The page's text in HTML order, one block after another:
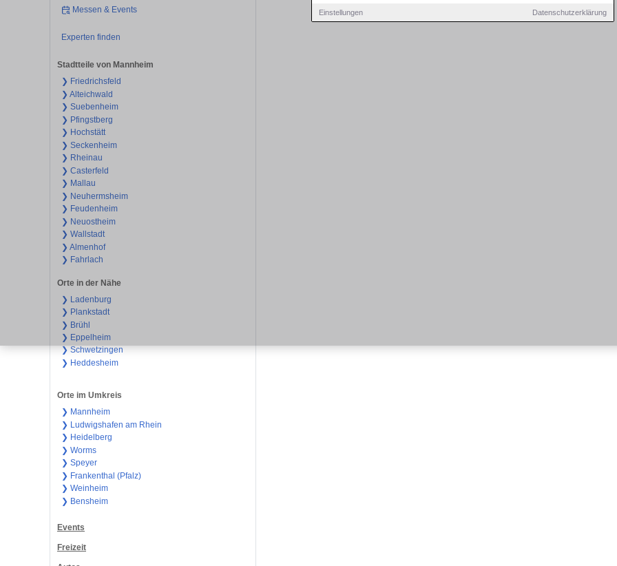
Einstellungen Datenschutzerklärung
Messen & Events
Experten finden
Stadtteile von Mannheim
❯ Friedrichsfeld
❯ Alteichwald
❯ Suebenheim
❯ Pfingstberg
❯ Hochstätt
❯ Seckenheim
❯ Rheinau
❯ Casterfeld
❯ Mallau
❯ Neuhermsheim
❯ Feudenheim
❯ Neuostheim
❯ Wallstadt
❯ Almenhof
❯ Fahrlach
Orte in der Nähe
❯ Ladenburg
❯ Plankstadt
❯ Brühl
❯ Eppelheim
❯ Schwetzingen
❯ Heddesheim
Orte im Umkreis
❯ Mannheim
❯ Ludwigshafen am Rhein
❯ Heidelberg
❯ Worms
❯ Speyer
❯ Frankenthal (Pfalz)
❯ Weinheim
❯ Bensheim
Events
Freizeit